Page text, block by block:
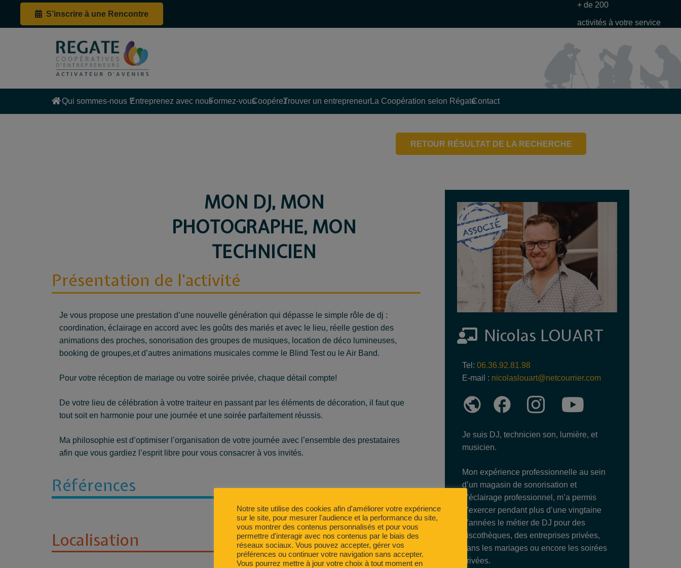
S’inscrire à une Rencontre
+ de 200
activités à votre service
Qui sommes-nous ?Entreprenez avec nousFormez-vousCoopérezTrouver un entrepreneurLa Coopération selon RégateContact
RETOUR RÉSULTAT DE LA RECHERCHE
MON DJ, MON
PHOTOGRAPHE, MON
TECHNICIEN
Présentation de l'activité
Je vous propose une prestation d’une nouvelle génération qui dépasse le simple rôle de dj :
coordination, éclairage en accord avec les goûts des mariés et avec le lieu, réelle gestion des
animations des proches, sonorisation des groupes de musiques, location de déco lumineuses,
booking de groupes,et d’autres animations musicales comme le Blind Test ou le Air Band.
Pour votre réception de mariage ou votre soirée privée, chaque détail compte!
De votre lieu de célébration à votre traiteur en passant par les éléments de décoration, il faut que
tout soit en harmonie pour une journée et une soirée parfaitement réussis.
Ma philosophie est d’optimiser l’organisation de votre journée avec l’ensemble des prestataires
afin que vous gardiez l’esprit libre pour vous consacrer à vos invités.
Références
Localisation
Nicolas LOUART
Tel: 06.36.92.81.98
E-mail : nicolaslouart@netcourrier.com
public facebook
Je suis DJ, technicien son, lumière, et
musicien.
Mon expérience professionnelle au sein
d’un magasin de sonorisation et
d’éclairage professionnel, m’a permis
d’exercer pendant plus d’une vingtaine
d’années le métier de DJ pour des
discothèques, des entreprises privées,
dans les mariages ou encore les soirées
privées.
Notre site utilise des cookies afin d'améliorer votre expérience
sur le site, pour mesurer l'audience et la performance du site,
vous montrer des contenus personnalisés et pour vous
permettre d'interagir avec nos contenus par le biais des
réseaux sociaux. Vous pouvez accepter, gérer vos
préférences ou continuer votre navigation sans accepter.
Vous pourrez mettre à jour votre choix à tout moment en